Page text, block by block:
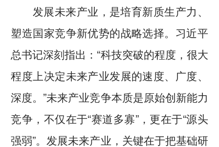
发展未来产业，是培育新质生产力、
塑造国家竞争新优势的战略选择。习近平
总书记深刻指出：“科技突破的程度，很大
程度上决定未来产业发展的速度、广度、
深度。”未来产业竞争本质是原始创新能力
竞争，不仅在于“赛道多寡”，更在于“源头
强弱”。发展未来产业，关键在于把基础研